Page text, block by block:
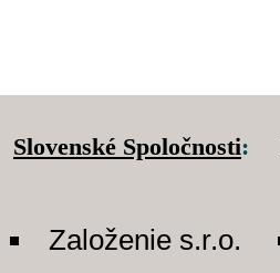
Slovenské Spoločnosti:
Založenie s.r.o.